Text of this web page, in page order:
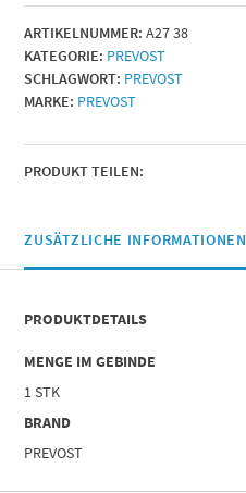
BSPP
=
G
3/8
|
ARTIKELNUMMER: A27 38
KATEGORIE: PREVOST
SCHLAGWORT: PREVOST
MARKE: PREVOST
PRODUKT TEILEN:
ZUSÄTZLICHE INFORMATIONEN
PRODUKTDETAILS
MENGE IM GEBINDE
1 STK
BRAND
PREVOST